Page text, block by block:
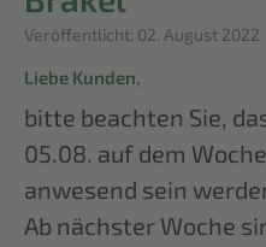
Details
Veröffentlicht: 02. August 2022
Liebe Kunden,
bitte beachten Sie,
05.08. auf dem
anwesend sein
Ab nächster Woche